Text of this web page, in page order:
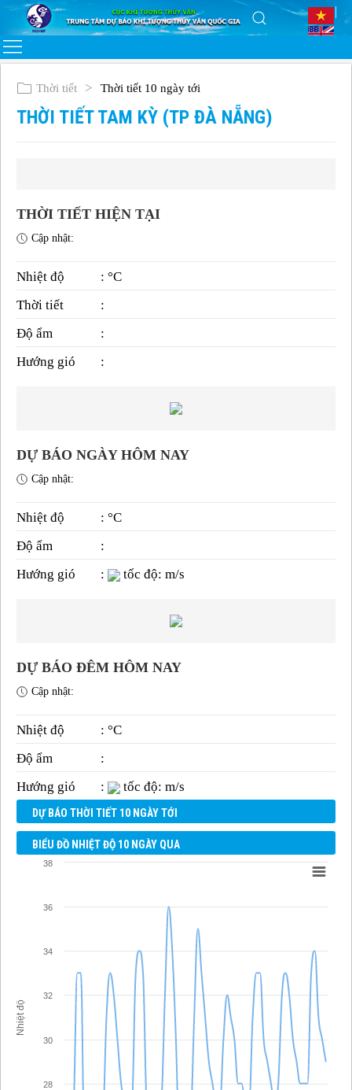
Thời tiết Thời tiết 10 ngày tới
THỜI TIẾT TAM KỲ (TP ĐÀ NẴNG)
THỜI TIẾT HIỆN TẠI
Cập nhật:
Nhiệt độ
: °C
Thời tiết
:
Độ ẩm
:
Hướng gió
:
DỰ BÁO NGÀY HÔM NAY
Cập nhật:
Nhiệt độ
: °C
Độ ẩm
:
Hướng gió
: tốc độ: m/s
DỰ BÁO ĐÊM HÔM NAY
Cập nhật:
Nhiệt độ
: °C
Độ ẩm
:
Hướng gió
: tốc độ: m/s
DỰ BÁO THỜI TIẾT 10 NGÀY TỚI
BIỂU ĐỒ NHIỆT ĐỘ 10 NGÀY QUA
Nhiệt độ
28
30
32
34
36
38